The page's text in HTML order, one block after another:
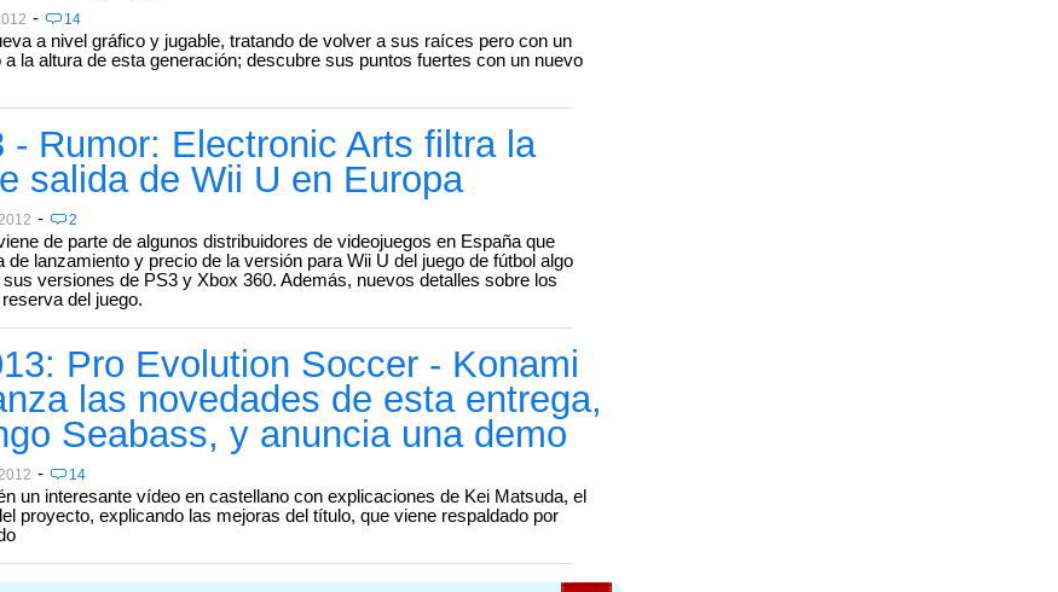
- 14
a nivel gráfico y jugable, tratando de volver a sus raíces pero con un
a la altura de esta generación; descubre sus puntos fuertes con un nuevo
- Rumor: Electronic Arts filtra la
salida de Wii U en Europa
- 2
de parte de algunos distribuidores de videojuegos en España que
de lanzamiento y precio de la versión para Wii U del juego de fútbol algo
versiones de PS3 y Xbox 360. Además, nuevos detalles sobre los
del juego.
Pro Evolution Soccer - Konami
las novedades de esta entrega,
Seabass, y anuncia una demo
- 14
un interesante vídeo en castellano con explicaciones de Kei Matsuda, el
proyecto, explicando las mejoras del título, que viene respaldado por